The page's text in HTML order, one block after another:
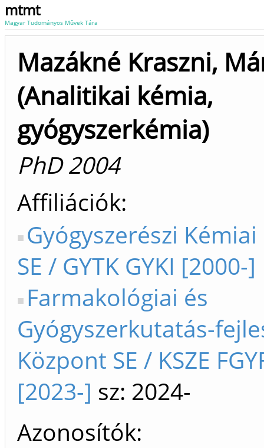
mtmt
Magyar Tudományos Művek Tára
Mazákné Kraszni,
(Analitikai kémia,
gyógyszerkémia)
PhD 2004
Affiliációk
Gyógyszerészi
SE / GYTK GYKI [2000-]
Farmakológiai és
Gyógyszerkutatás-
Központ SE / KSZE
[2023-] sz: 2024-
Azonosítók